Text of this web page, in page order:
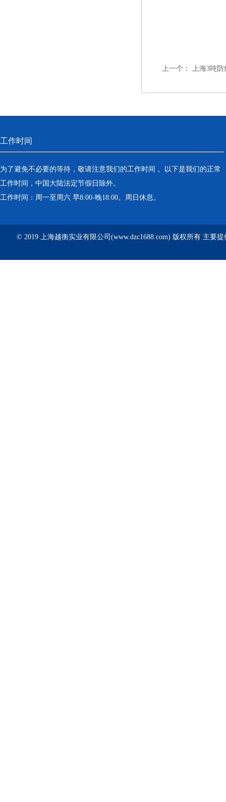
上一个： 上海3吨
工作时间
为了避免不必要的等待，敬请注意我们的工作时间 。以下是我们的正常
工作时间，中国大陆法定节假日除外。
工作时间：周一至周六 早8:00-晚18:00。周日休息。
© 2019 上海越衡实业有限公司(www.dzc1688.com) 版权所有 主要提